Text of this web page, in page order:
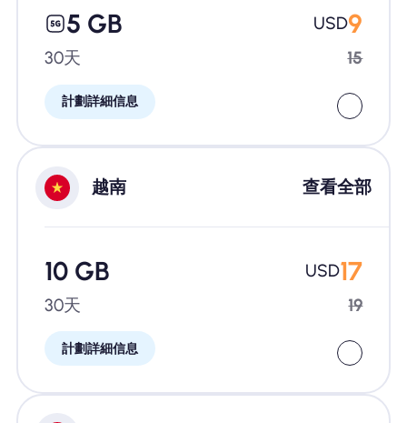
5 GB
30天
計劃詳細信息
USD9
15
越南 查看全部
10 GB
30天
計劃詳細信息
USD17
19